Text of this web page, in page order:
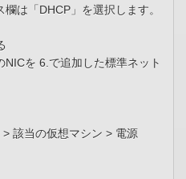
は「DHCP」を選択します。
を 6.で追加した標準ネット
該当の仮想マシン > 電源